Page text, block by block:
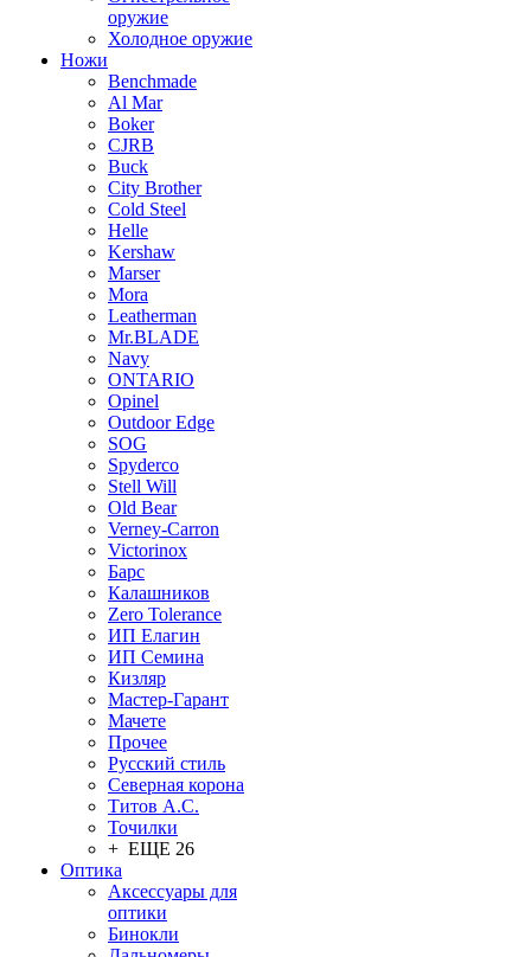
оружие
Холодное оружие
Ножи
Benchmade
Al Mar
Boker
CJRB
Buck
City Brother
Cold Steel
Helle
Kershaw
Marser
Mora
Leatherman
Mr.BLADE
Navy
ONTARIO
Opinel
Outdoor Edge
SOG
Spyderco
Stell Will
Old Bear
Verney-Carron
Victorinox
Барс
Калашников
Zero Tolerance
ИП Елагин
ИП Семина
Кизляр
Мастер-Гарант
Мачете
Прочее
Русский стиль
Северная корона
Титов А.С.
Точилки
+ ЕЩЕ 26
Оптика
Аксессуары для
оптики
Бинокли